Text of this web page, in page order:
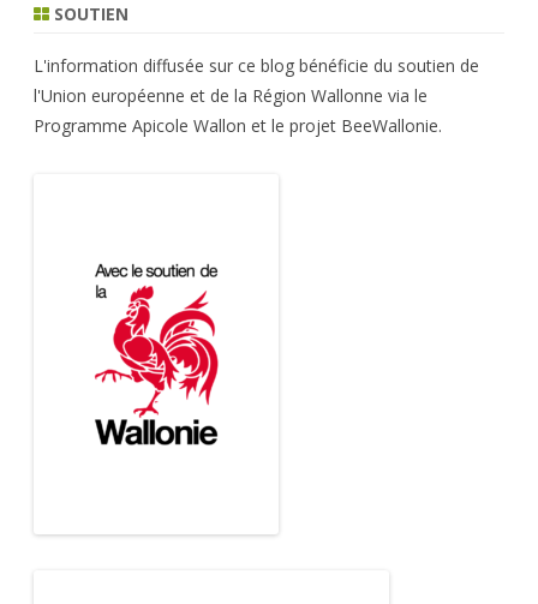
SOUTIEN
L'information diffusée sur ce blog bénéficie du soutien de
l'Union européenne et de la Région Wallonne via le
Programme Apicole Wallon et le projet BeeWallonie.